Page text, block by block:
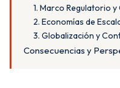
1. Marco Regulatorio
2. Economías de
3. Globalización y
Consecuencias y